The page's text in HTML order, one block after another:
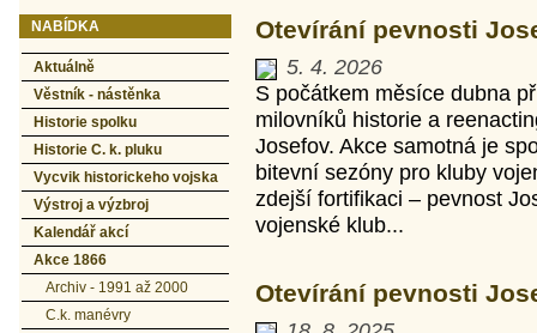
NABÍDKA
Aktuálně
Věstník - nástěnka
Historie spolku
Historie C. k. pluku
Vycvik historickeho vojska
Výstroj a výzbroj
Kalendář akcí
Akce 1866
Archiv - 1991 až 2000
C.k. manévry
Otevírání pevnosti
5. 4. 2026
S počátkem měsíce dubna
milovníků historie a
Josefov. Akce samotná je
bitevní sezóny pro kluby
zdejší fortifikaci – pevnost
vojenské klub...
Otevírání pevnosti